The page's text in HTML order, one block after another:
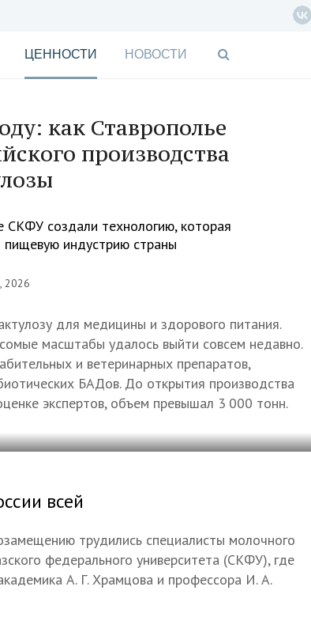
ЦЕННОСТИ НОВОСТИ
как Ставрополье
производства
создали технологию, которая
индустрию страны
2026
для медицины и здорового питания.
масштабы удалось выйти совсем недавно.
и ветеринарных препаратов,
БАДов. До открытия производства
экспертов, объем превышал 3 000 тонн.
всей
трудились специалисты молочного
федерального университета (СКФУ), где
А. Г. Храмцова и профессора И. А.